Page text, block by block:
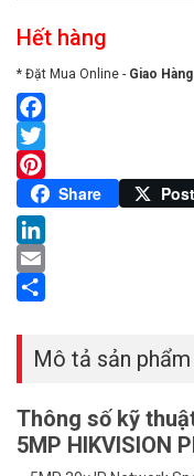
Hết hàng
* Đặt Mua Online - Giao
Facebook
Twitter
Pinterest
Share Post
LinkedIn
Email
Mô tả sản phẩm
Thông số kỹ
5MP HIKVISION